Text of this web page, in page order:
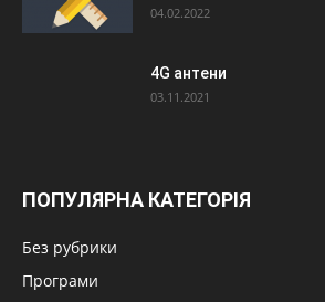
04.02.2022
4G антени
03.11.2021
ПОПУЛЯРНА КАТЕГОРІЯ
Без рубрики
Програми